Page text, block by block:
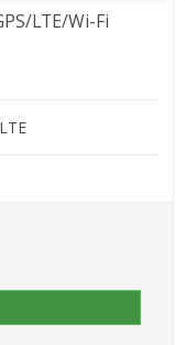
LTE/Wi-Fi